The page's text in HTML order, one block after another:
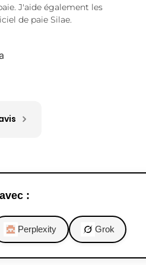
J'aide également les
de paie Silae.
:
Perplexity Grok